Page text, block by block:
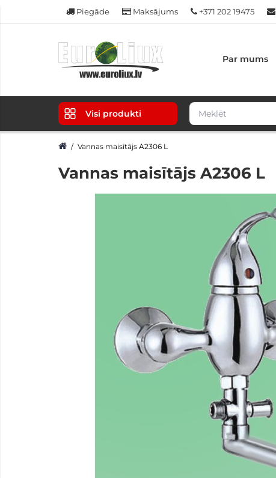
Piegāde Maksājums +371 202 19475
Par mums
Visi produkti
Vannas maisītājs A2306 L
Vannas maisītājs A2306 L